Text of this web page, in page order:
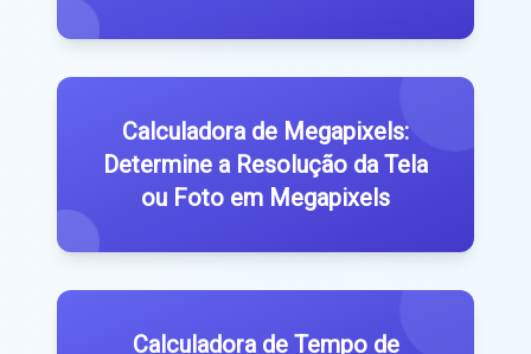
Calculadora de Megapixels:
Determine a Resolução da Tela
ou Foto em Megapixels
Calculadora de Tempo de